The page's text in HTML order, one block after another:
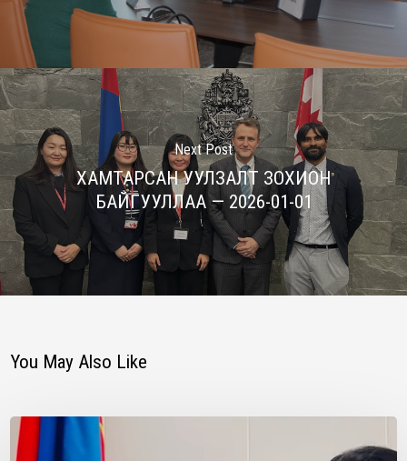
Next Post
ХАМТАРСАН УУЛЗАЛТ ЗОХИОН
БАЙГУУЛЛАА — 2026-01-01
You May Also Like